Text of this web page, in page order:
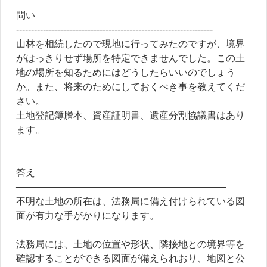
問い
------------------------------------------------------------------
山林を相続したので現地に行ってみたのですが、境界
がはっきりせず場所を特定できませんでした。この土
地の場所を知るためにはどうしたらいいのでしょう
か。また、将来のためにしておくべき事を教えてくだ
さい。
土地登記簿謄本、資産証明書、遺産分割協議書はあり
ます。
答え
────────────────────────────────
不明な土地の所在は、法務局に備え付けられている図
面が有力な手がかりになります。
法務局には、土地の位置や形状、隣接地との境界等を
確認することができる図面が備えられおり、地図と公